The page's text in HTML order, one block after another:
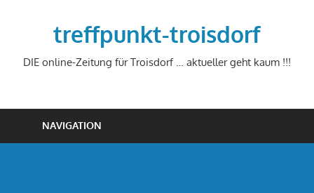
treffpunkt-troisdorf
DIE online-Zeitung für Troisdorf … aktueller geht kaum !!!
NAVIGATION